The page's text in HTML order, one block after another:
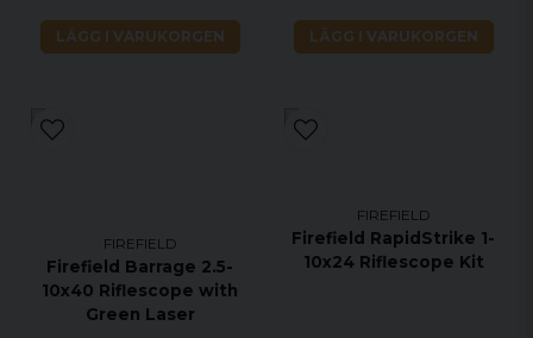
LÄGG I VARUKORGEN LÄGG I VARUKORGEN
FIREFIELD
Firefield Barrage 2.5-
10x40 Riflescope with
Green Laser
FIREFIELD
Firefield RapidStrike 1-
10x24 Riflescope Kit